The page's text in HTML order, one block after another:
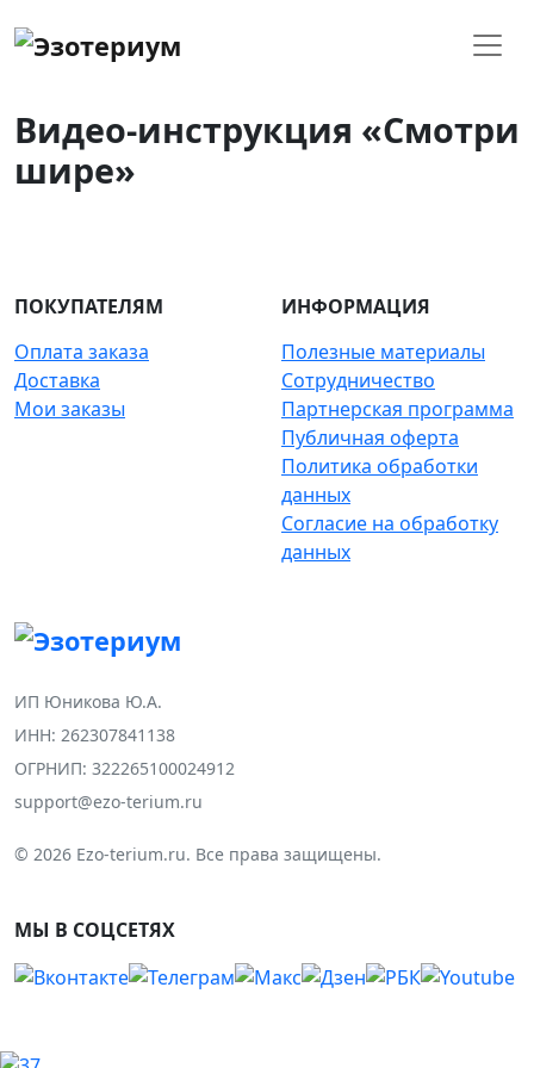
Видео-инструкция «Смотри
шире»
ИП Юникова Ю.А.
ИНН: 262307841138
ОГРНИП: 322265100024912
support@ezo-terium.ru
© 2026 Ezo-terium.ru. Все права защищены.
ПОКУПАТЕЛЯМ
Оплата заказа
Доставка
Мои заказы
ИНФОРМАЦИЯ
Полезные материалы
Сотрудничество
Партнерская программа
Публичная оферта
Политика обработки
данных
Согласие на обработку
данных
МЫ В СОЦСЕТЯХ